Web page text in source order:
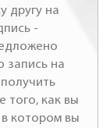
другу на
-
запись на
того, как вы
котором вы